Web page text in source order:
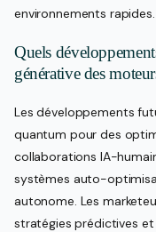
environnements rapides.
Quels
générative des
Les développements
quantum pour des
collaborations IA-
systèmes auto-
autonome. Les
stratégies prédictives